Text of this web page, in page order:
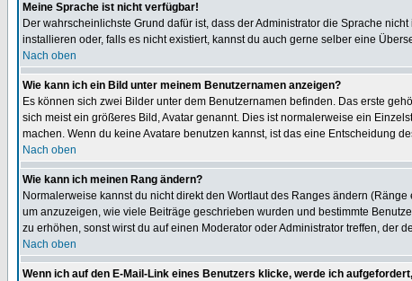
Meine Sprache ist nicht verfügbar!
Der wahrscheinlichste Grund dafür ist, dass der Administrator die Sprache
installieren oder, falls es nicht existiert, kannst du auch gerne selber eine
Nach oben
Wie kann ich ein Bild unter meinem Benutzernamen anzeigen?
Es können sich zwei Bilder unter dem Benutzernamen befinden. Das erste
sich meist ein größeres Bild, Avatar genannt. Dies ist normalerweise ein
machen. Wenn du keine Avatare benutzen kannst, ist das eine Entscheidung
Nach oben
Wie kann ich meinen Rang ändern?
Normalerweise kannst du nicht direkt den Wortlaut des Ranges ändern
um anzuzeigen, wie viele Beiträge geschrieben wurden und bestimmte
zu erhöhen, sonst wirst du auf einen Moderator oder Administrator treffen, der
Nach oben
Wenn ich auf den E-Mail-Link eines Benutzers klicke, werde ich